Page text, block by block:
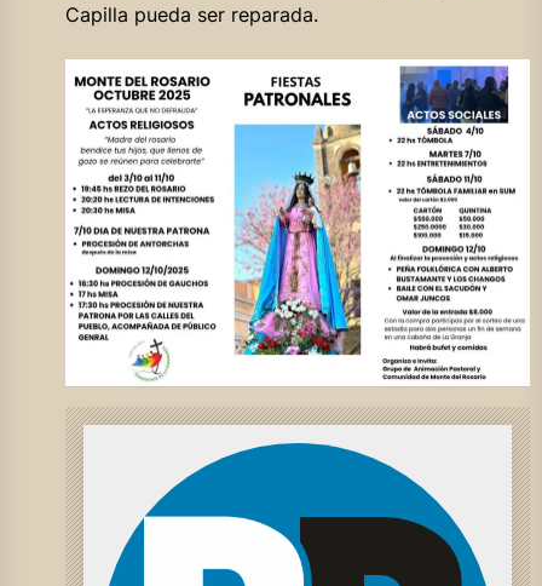
Capilla pueda ser reparada.